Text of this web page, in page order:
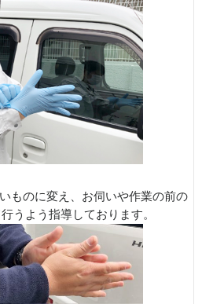
ものに変え、お伺いや作業の前の
うよう指導しております。